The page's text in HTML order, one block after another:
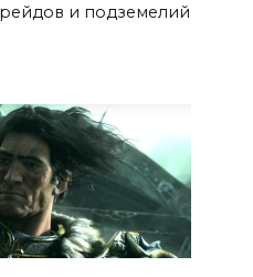
и подземелий